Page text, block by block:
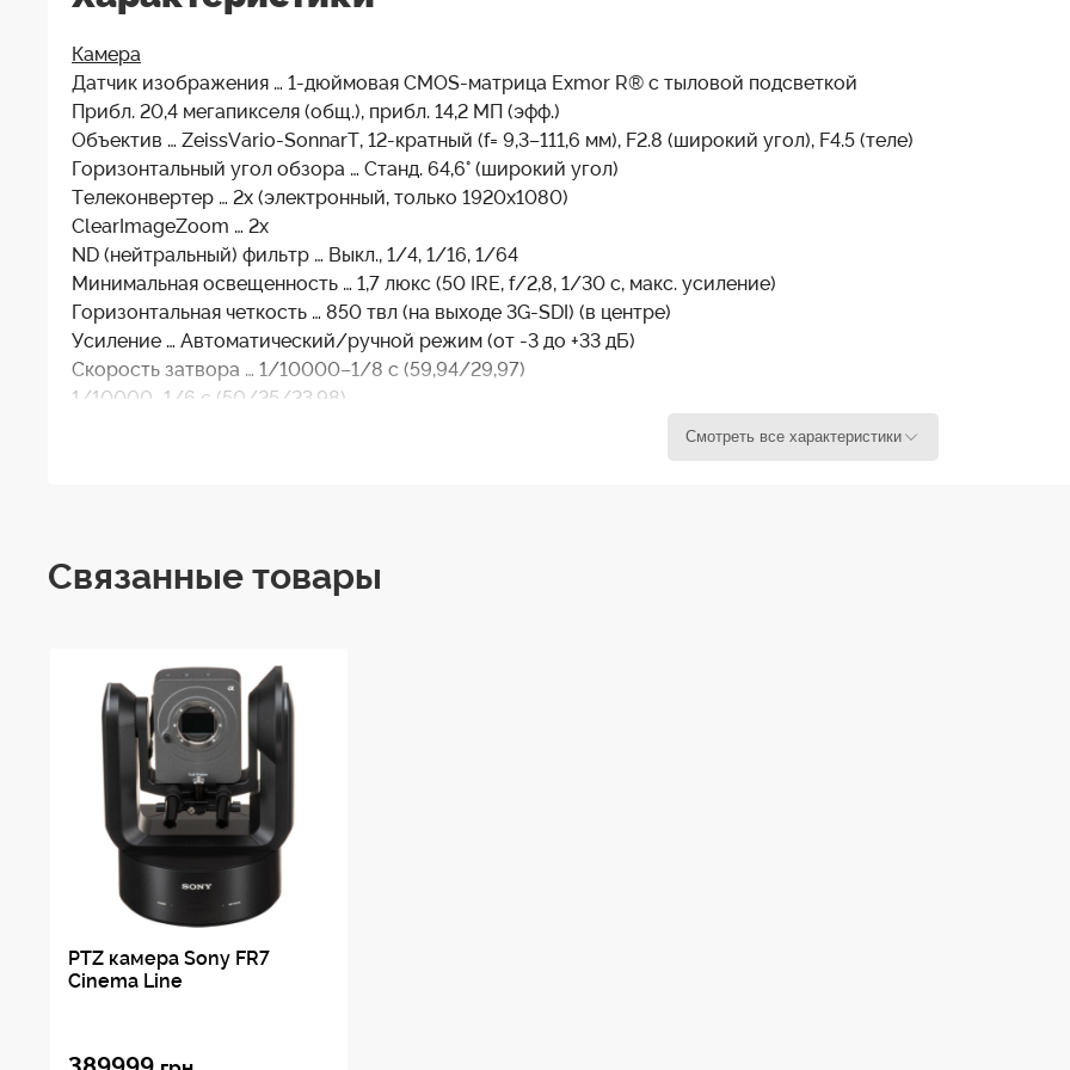
Камера
Датчик изображения … 1-дюймовая CMOS-матрица Exmor R® с тыловой подсветкой
Прибл. 20,4 мегапикселя (общ.), прибл. 14,2 МП (эфф.)
Объектив … ZeissVario-SonnarT, 12-кратный (f= 9,3–111,6 мм), F2.8 (широкий угол), F4.5 (теле)
Горизонтальный угол обзора … Станд. 64,6° (широкий угол)
Телеконвертер … 2х (электронный, только 1920x1080)
ClearImageZoom … 2x
ND (нейтральный) фильтр … Выкл., 1/4, 1/16, 1/64
Минимальная освещенность … 1,7 люкс (50 IRE, f/2,8, 1/30 с, макс. усиление)
Горизонтальная четкость … 850 твл (на выходе 3G-SDI) (в центре)
Усиление … Автоматический/ручной режим (от -3 до +33 дБ)
Скорость затвора … 1/10000–1/8 с (59,94/29,97)
1/10000–1/6 с (50/25/23.98)
Регулировка экспозиции … Автоматический, ручной, приоритет (затвора, диафрагмы, усиления), яркий
Система сигналов … 1080/59.94p,1080/59.94i,720/59,94p,
1080/50p,1080/50i, 720/50p,
Приводы наведения
Угол панорамирования/наклона … Панорамирование: ±170°
Наклон: +90°/-30°
Скорость панорамирования/наклона … 0,3–60°/с (NORMAL)
0,05–60°/с (Extd. RANGE w/ FWv 2.10)
0,02–60°/с (Extd. STEP w/ FWv 2.10)
Класс шумности … NC30
Память предустановок … позиций наведения … 100
траекторий … 16
Интерфейс
Интерфейс управления камерой … RS-422 (VISCA), RJ-45 (вход/выход)
Смотреть все характеристики
Связанные товары
PTZ камера Sony FR7
Cinema Line